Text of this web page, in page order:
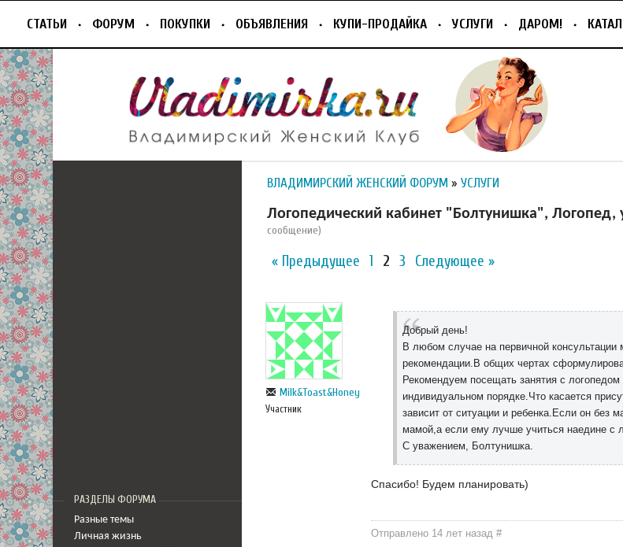
СТАТЬИ ФОРУМ ПОКУПКИ ОБЪЯВЛЕНИЯ КУПИ-ПРОДАЙКА УСЛУГИ ДАРОМ!
РАЗДЕЛЫ ФОРУМА
Разные темы
Личная жизнь
ВЛАДИМИРСКИЙ ЖЕНСКИЙ ФОРУМ » УСЛУГИ
Логопедический кабинет "Болтунишка", Логопед,
сообщение)
« Предыдущее 1 2 3 Следующее »
Milk&Toast&Honey
Участник
Добрый день!
В любом случае на первичной
рекомендации.В общих чертах
Рекомендуем посещать занятия с
индивидуальном порядке.Что касается
зависит от ситуации и ребенка.Если он без
мамой,а если ему лучше учиться наедине с
С уважением, Болтунишка.
Спасибо! Будем планировать)
Отправлено 14 лет назад#